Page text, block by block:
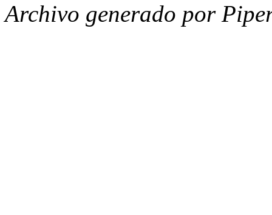
Archivo generado por